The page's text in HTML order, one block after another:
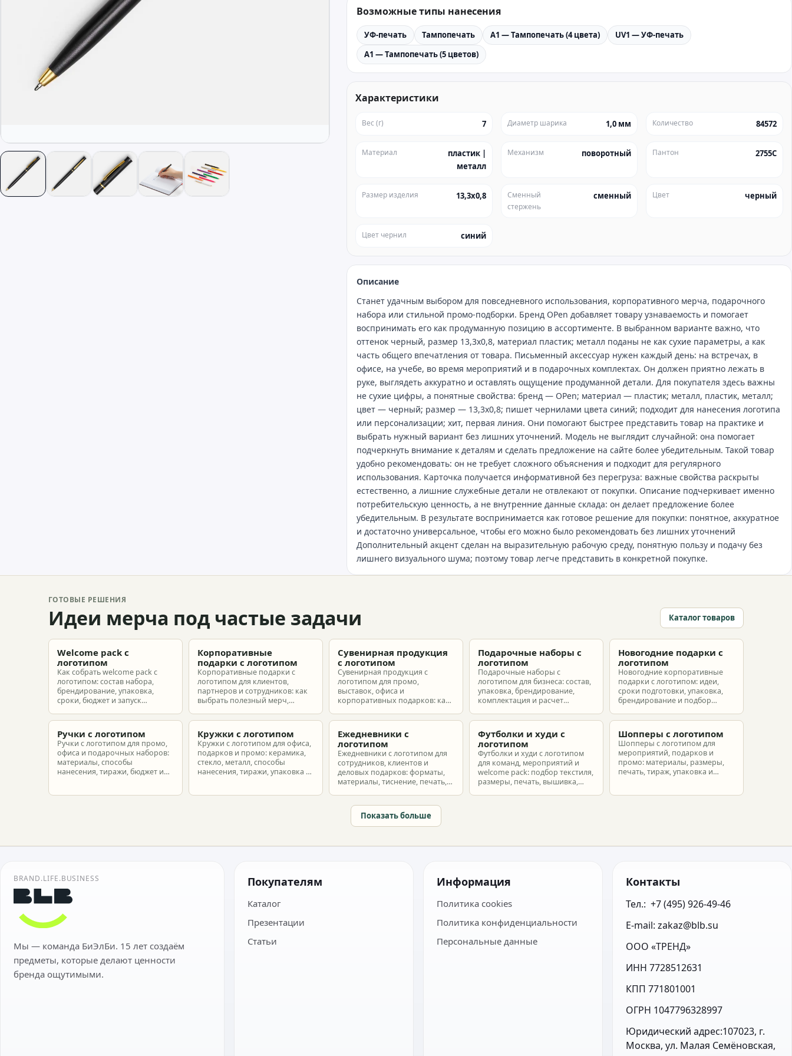
Возможные типы нанесения
УФ-печать Тампопечать A1 — Тампопечать (4 цвета)
UV1 — УФ-печать
A1 — Тампопечать (5 цветов)
Характеристики
Вес (г) 7 Диаметр шарика 1,0 мм Количество 84572
Материал
пластик |
металл
Механизм поворотный Пантон 2755C
Размер изделия 13,3х0,8
Сменный
стержень
сменный Цвет черный
Цвет чернил синий
Описание
Станет удачным выбором для повседневного использования, корпоративного мерча, подарочного
набора или стильной промо‑подборки. Бренд OPen добавляет товару узнаваемость и помогает
воспринимать его как продуманную позицию в ассортименте. В выбранном варианте важно, что
оттенок черный, размер 13,3х0,8, материал пластик; металл поданы не как сухие параметры, а как
часть общего впечатления от товара. Письменный аксессуар нужен каждый день: на встречах, в
офисе, на учебе, во время мероприятий и в подарочных комплектах. Он должен приятно лежать в
руке, выглядеть аккуратно и оставлять ощущение продуманной детали. Для покупателя здесь важны
не сухие цифры, а понятные свойства: бренд — OPen; материал — пластик; металл, пластик, металл;
цвет — черный; размер — 13,3х0,8; пишет чернилами цвета синий; подходит для нанесения логотипа
или персонализации; хит, первая линия. Они помогают быстрее представить товар на практике и
выбрать нужный вариант без лишних уточнений. Модель не выглядит случайной: она помогает
подчеркнуть внимание к деталям и сделать предложение на сайте более убедительным. Такой товар
удобно рекомендовать: он не требует сложного объяснения и подходит для регулярного
использования. Карточка получается информативной без перегруза: важные свойства раскрыты
естественно, а лишние служебные детали не отвлекают от покупки. Описание подчеркивает именно
потребительскую ценность, а не внутренние данные склада: он делает предложение более
убедительным. В результате воспринимается как готовое решение для покупки: понятное, аккуратное
и достаточно универсальное, чтобы его можно было рекомендовать без лишних уточнений
Дополнительный акцент сделан на выразительную рабочую среду, понятную пользу и подачу без
лишнего визуального шума; поэтому товар легче представить в конкретной покупке.
ГОТОВЫЕ РЕШЕНИЯ
Идеи мерча под частые задачи Каталог товаров
Welcome pack с
логотипом
Как собрать welcome pack с
логотипом: состав набора,
брендирование, упаковка,
сроки, бюджет и запуск
новых сотрудников.
Корпоративные
подарки с логотипом
Корпоративные подарки с
логотипом для клиентов,
партнеров и сотрудников: как
выбрать полезный мерч,
подготовить заказ без лишнего
Сувенирная продукция
с логотипом
Сувенирная продукция с
логотипом для промо,
выставок, офиса и
корпоративных подарков: как
макет и избежать лишних
Подарочные наборы с
логотипом
Подарочные наборы с
логотипом для бизнеса: состав,
упаковка, брендирование,
комплектация и расчет
разные бюджеты.
Новогодние подарки с
логотипом
Новогодние корпоративные
подарки с логотипом: идеи,
сроки подготовки, упаковка,
брендирование и подбор
партнеров и сотрудников.
Ручки с логотипом
Ручки с логотипом для промо,
офиса и подарочных наборов:
материалы, способы
нанесения, тиражи, бюджет и
Кружки с логотипом
Кружки с логотипом для офиса,
подарков и промо: керамика,
стекло, металл, способы
нанесения, тиражи, упаковка и
Ежедневники с
логотипом
Ежедневники с логотипом для
сотрудников, клиентов и
деловых подарков: форматы,
материалы, тиснение, печать,
Футболки и худи с
логотипом
Футболки и худи с логотипом
для команд, мероприятий и
welcome pack: подбор текстиля,
размеры, печать, вышивка,
Шопперы с логотипом
Шопперы с логотипом для
мероприятий, подарков и
промо: материалы, размеры,
печать, тираж, упаковка и
Показать больше
BRAND.LIFE.BUSINESS
Мы — команда БиЭлБи. 15 лет создаём
предметы, которые делают ценности
бренда ощутимыми.
Покупателям
Каталог
Презентации
Статьи
Информация
Политика cookies
Политика конфиденциальности
Персональные данные
Контакты
Тел.:  +7 (495) 926-49-46
E-mail: zakaz@blb.su
ООО «ТРЕНД»
ИНН 7728512631
КПП 771801001
ОГРН 1047796328997
Юридический адрес:107023, г.
Москва, ул. Малая Семёновская,